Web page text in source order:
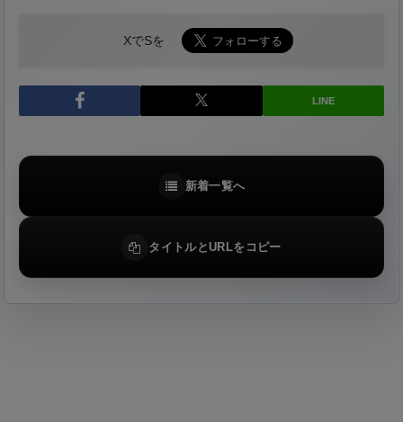
XでSを
LINE
新着一覧へ
タイトルとURLをコピー